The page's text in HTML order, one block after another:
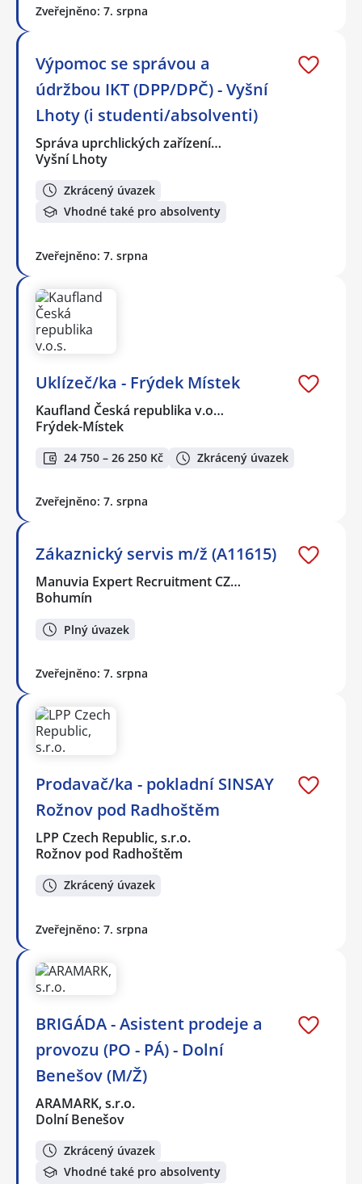
Zveřejněno: 7. srpna
Výpomoc se správou a
údržbou IKT (DPP/DPČ) - Vyšní
Lhoty (i studenti/absolventi)
Správa uprchlických zařízení…
Vyšní Lhoty
Zkrácený úvazek
Vhodné také pro absolventy
Zveřejněno: 7. srpna
Uklízeč/ka - Frýdek Místek
Kaufland Česká republika v.o…
Frýdek-Místek
24 750 – 26 250 Kč Zkrácený úvazek
Zveřejněno: 7. srpna
Zákaznický servis m/ž (A11615)
Manuvia Expert Recruitment CZ…
Bohumín
Plný úvazek
Zveřejněno: 7. srpna
Prodavač/ka - pokladní SINSAY
Rožnov pod Radhoštěm
LPP Czech Republic, s.r.o.
Rožnov pod Radhoštěm
Zkrácený úvazek
Zveřejněno: 7. srpna
BRIGÁDA - Asistent prodeje a
provozu (PO - PÁ) - Dolní
Benešov (M/Ž)
ARAMARK, s.r.o.
Dolní Benešov
Zkrácený úvazek
Vhodné také pro absolventy